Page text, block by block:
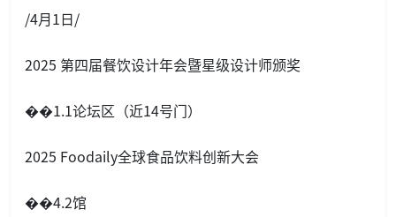
/4月1日/
2025 第四届餐饮设计年会暨星级设计师颁奖
��1.1论坛区（近14号门）
2025 Foodaily全球食品饮料创新大会
��4.2馆